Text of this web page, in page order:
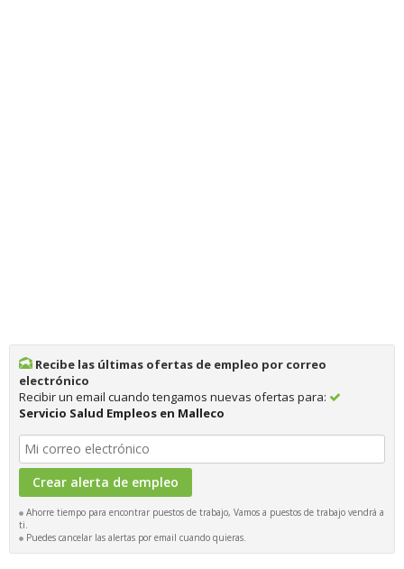
Recibe las últimas ofertas de empleo por correo
electrónico
Recibir un email cuando tengamos nuevas ofertas para:
Servicio Salud Empleos en Malleco
Ahorre tiempo para encontrar puestos de trabajo, Vamos a puestos de trabajo vendrá a
ti.
Puedes cancelar las alertas por email cuando quieras.